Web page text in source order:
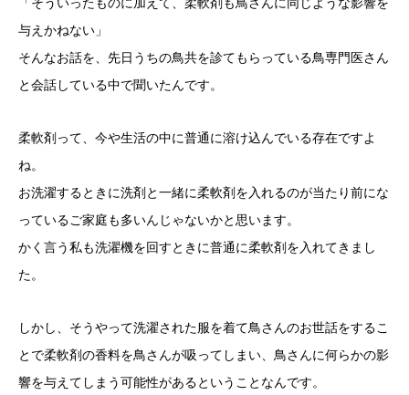
「そういったものに加えて、柔軟剤も鳥さんに同じような影響を
与えかねない」
そんなお話を、先日うちの鳥共を診てもらっている鳥専門医さん
と会話している中で聞いたんです。
柔軟剤って、今や生活の中に普通に溶け込んでいる存在ですよ
ね。
お洗濯するときに洗剤と一緒に柔軟剤を入れるのが当たり前にな
っているご家庭も多いんじゃないかと思います。
かく言う私も洗濯機を回すときに普通に柔軟剤を入れてきまし
た。
しかし、そうやって洗濯された服を着て鳥さんのお世話をするこ
とで柔軟剤の香料を鳥さんが吸ってしまい、鳥さんに何らかの影
響を与えてしまう可能性があるということなんです。